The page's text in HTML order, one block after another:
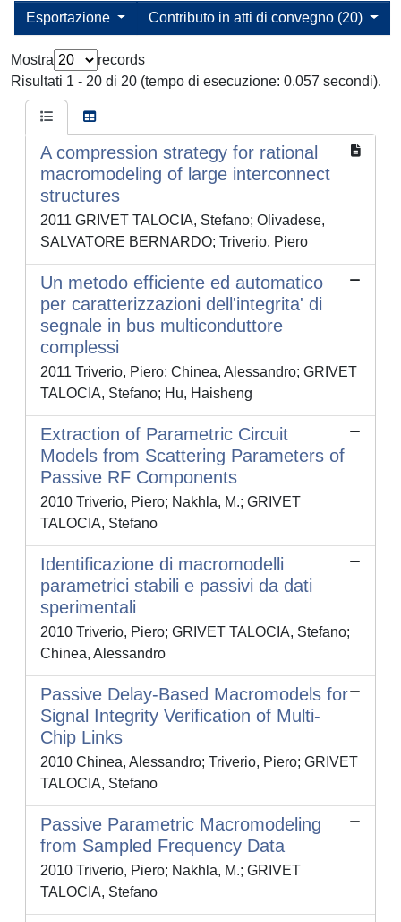
Contributo in atti di convegno (20)
Esportazione
Mostra
records
Risultati 1 - 20 di 20 (tempo di esecuzione: 0.057 secondi).
A compression strategy for rational
macromodeling of large interconnect
structures
2011 GRIVET TALOCIA, Stefano; Olivadese,
SALVATORE BERNARDO; Triverio, Piero
Un metodo efficiente ed automatico
per caratterizzazioni dell'integrita' di
segnale in bus multiconduttore
complessi
2011 Triverio, Piero; Chinea, Alessandro; GRIVET
TALOCIA, Stefano; Hu, Haisheng
Extraction of Parametric Circuit
Models from Scattering Parameters of
Passive RF Components
2010 Triverio, Piero; Nakhla, M.; GRIVET
TALOCIA, Stefano
Identificazione di macromodelli
parametrici stabili e passivi da dati
sperimentali
2010 Triverio, Piero; GRIVET TALOCIA, Stefano;
Chinea, Alessandro
Passive Delay-Based Macromodels for
Signal Integrity Verification of Multi-
Chip Links
2010 Chinea, Alessandro; Triverio, Piero; GRIVET
TALOCIA, Stefano
Passive Parametric Macromodeling
from Sampled Frequency Data
2010 Triverio, Piero; Nakhla, M.; GRIVET
TALOCIA, Stefano